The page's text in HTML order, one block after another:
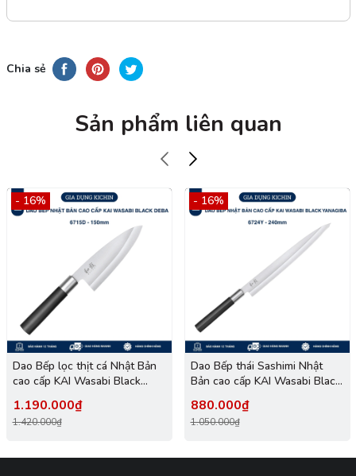
Chia sẻ
Sản phẩm liên quan
- 16%
Dao Bếp lọc thịt cá Nhật Bản
cao cấp KAI Wasabi Black
1.190.000₫
1.420.000₫
- 16%
Dao Bếp thái Sashimi Nhật
Bản cao cấp KAI Wasabi Black
880.000₫
1.050.000₫